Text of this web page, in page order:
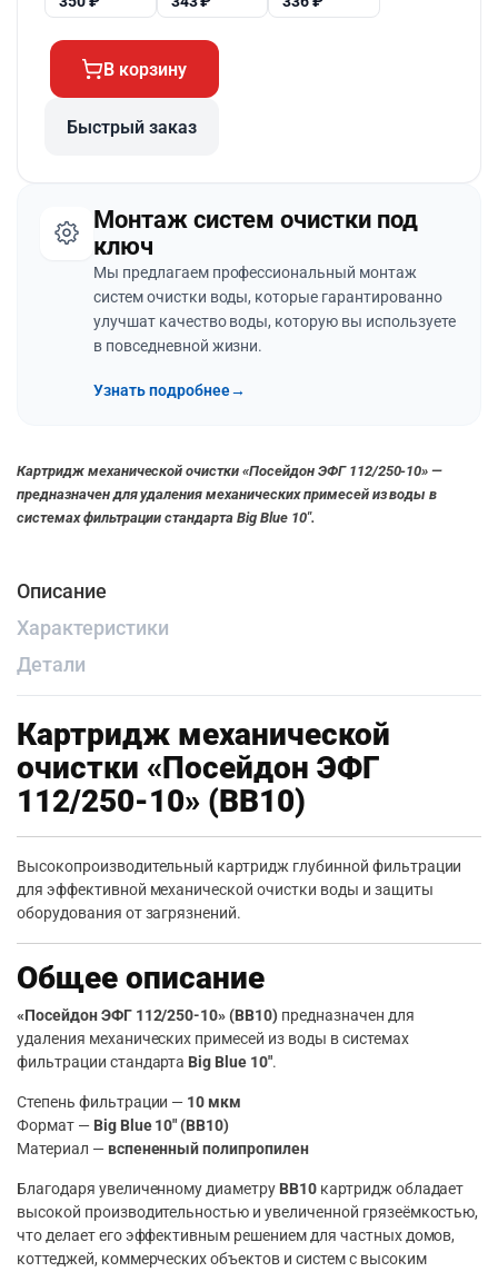
В корзину
Быстрый заказ
Монтаж систем очистки под
ключ
Мы предлагаем профессиональный монтаж
систем очистки воды, которые гарантированно
улучшат качество воды, которую вы используете
в повседневной жизни.
Узнать подробнее→
Картридж механической очистки «Посейдон ЭФГ 112/250-10» —
предназначен для удаления механических примесей из воды в
системах фильтрации стандарта Big Blue 10″.
Описание
Характеристики
Детали
Картридж механической
очистки «Посейдон ЭФГ
112/250-10» (BB10)
Высокопроизводительный картридж глубинной фильтрации
для эффективной механической очистки воды и защиты
оборудования от загрязнений.
Общее описание
«Посейдон ЭФГ 112/250-10» (BB10) предназначен для
удаления механических примесей из воды в системах
фильтрации стандарта Big Blue 10″.
Степень фильтрации — 10 мкм
Формат — Big Blue 10″ (BB10)
Материал — вспененный полипропилен
Благодаря увеличенному диаметру BB10картридж обладает
высокой производительностью и увеличенной грязеёмкостью,
что делает его эффективным решением для частных домов,
коттеджей, коммерческих объектов и систем с высоким